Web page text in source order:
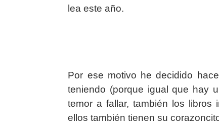
lea este año.
Por ese motivo he decidido
teniendo (porque igual que hay
temor a fallar, también los libros
ellos también tienen su